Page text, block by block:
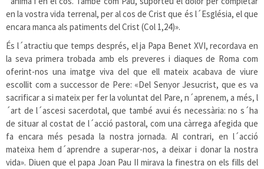
en la vostra vida terrenal, per al cos de Crist que és l´Església, el que
encara manca als patiments del Crist (Col 1,24)».
És l´atractiu que temps després, el ja Papa Benet XVI, recordava en
la seva primera trobada amb els preveres i diaques de Roma com
oferint-nos una imatge viva del que ell mateix acabava de viure
escollit com a successor de Pere: «Del Senyor Jesucrist, que es va
sacrificar a si mateix per fer la voluntat del Pare, n´aprenem, a més, l
´art de l´ascesi sacerdotal, que també avui és necessària: no s´ha
de situar al costat de l´acció pastoral, com una càrrega afegida que
fa encara més pesada la nostra jornada. Al contrari, en l´acció
mateixa hem d´aprendre a superar-nos, a deixar i donar la nostra
vida». Diuen que el papa Joan Pau II mirava la finestra on els fills del